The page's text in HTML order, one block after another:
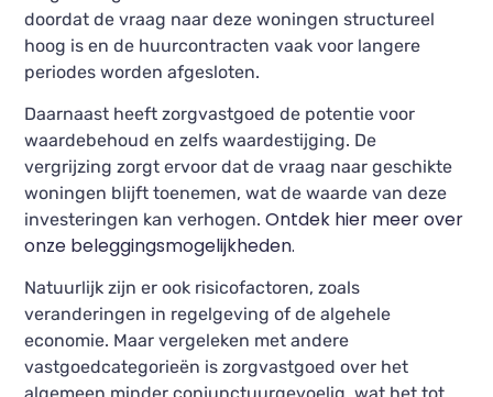
doordat de vraag naar deze woningen structureel
hoog is en de huurcontracten vaak voor langere
periodes worden afgesloten.
Daarnaast heeft zorgvastgoed de potentie voor
waardebehoud en zelfs waardestijging. De
vergrijzing zorgt ervoor dat de vraag naar geschikte
woningen blijft toenemen, wat de waarde van deze
investeringen kan verhogen.Ontdek hier meer over
onze beleggingsmogelijkheden.
Natuurlijk zijn er ook risicofactoren, zoals
veranderingen in regelgeving of de algehele
economie. Maar vergeleken met andere
vastgoedcategorieën is zorgvastgoed over het